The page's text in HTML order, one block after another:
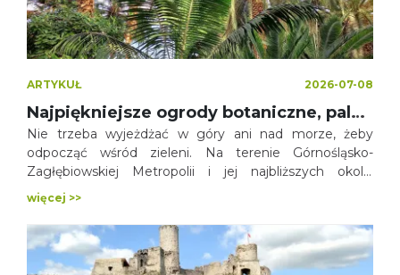
kontaktu z naturą.
ARTYKUŁ 2026-07-08
Najpiękniejsze ogrody botaniczne, palmiarnie i egzotaria w województwie śląskim
Nie trzeba wyjeżdżać w góry ani nad morze, żeby
odpocząć wśród zieleni. Na terenie Górnośląsko-
Zagłębiowskiej Metropolii i jej najbliższych okolic
znajduje się kilka wyjątkowych miejsc, w których
przyroda gra główną rolę. Od rozległych ogrodów
botanicznych, przez nowoczesne egzotaria, aż po
palmiarnie pełne egzotycznych roślin i zwierząt. Każde
z nich pozwala choć na chwilę oderwać się od
więcej >>